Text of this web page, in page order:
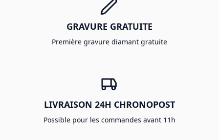
GRAVURE GRATUITE
Première gravure diamant gratuite
LIVRAISON 24H CHRONOPOST
Possible pour les commandes avant 11h